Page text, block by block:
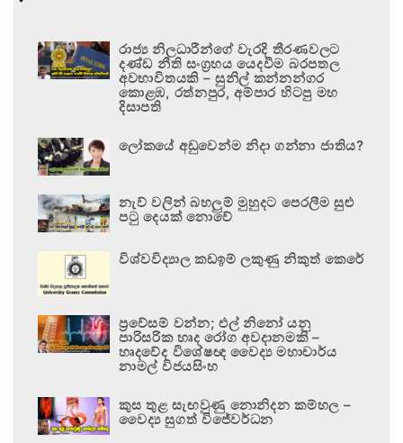
රාජ්‍ය නිලධාරීන්ගේ වැරදි තීරණවලට
දණ්ඩ නීති සංග්‍රහය යෙදවීම බරපතල
අවභාවිතයකි – සුනිල් කන්නන්ගර
කොළඹ, රත්නපුර, අම්පාර හිටපු මහ
දිසාපති
ලෝකයේ අඩුවෙන්ම නිදා ගන්නා ජාතිය?
නැව් වලින් බහලුම් මුහුදට පෙරලීම සුළු
පටු දෙයක් නොවේ
විශ්වවිද්‍යාල කඩඉම් ලකුණු නිකුත් කෙරේ
ප්‍රවේසම් වන්න; එල් නිනෝ යනු
පාරිසරික හෘද රෝග අවදානමකි –
හෘදවේද විශේෂඥ වෛද්‍ය මහාචාර්ය
නාමල් විජයසිංහ
කුස තුළ සැඟවුණු නොනිදන කම්හල –
වෛද්‍ය සුගත් විජේවර්ධන